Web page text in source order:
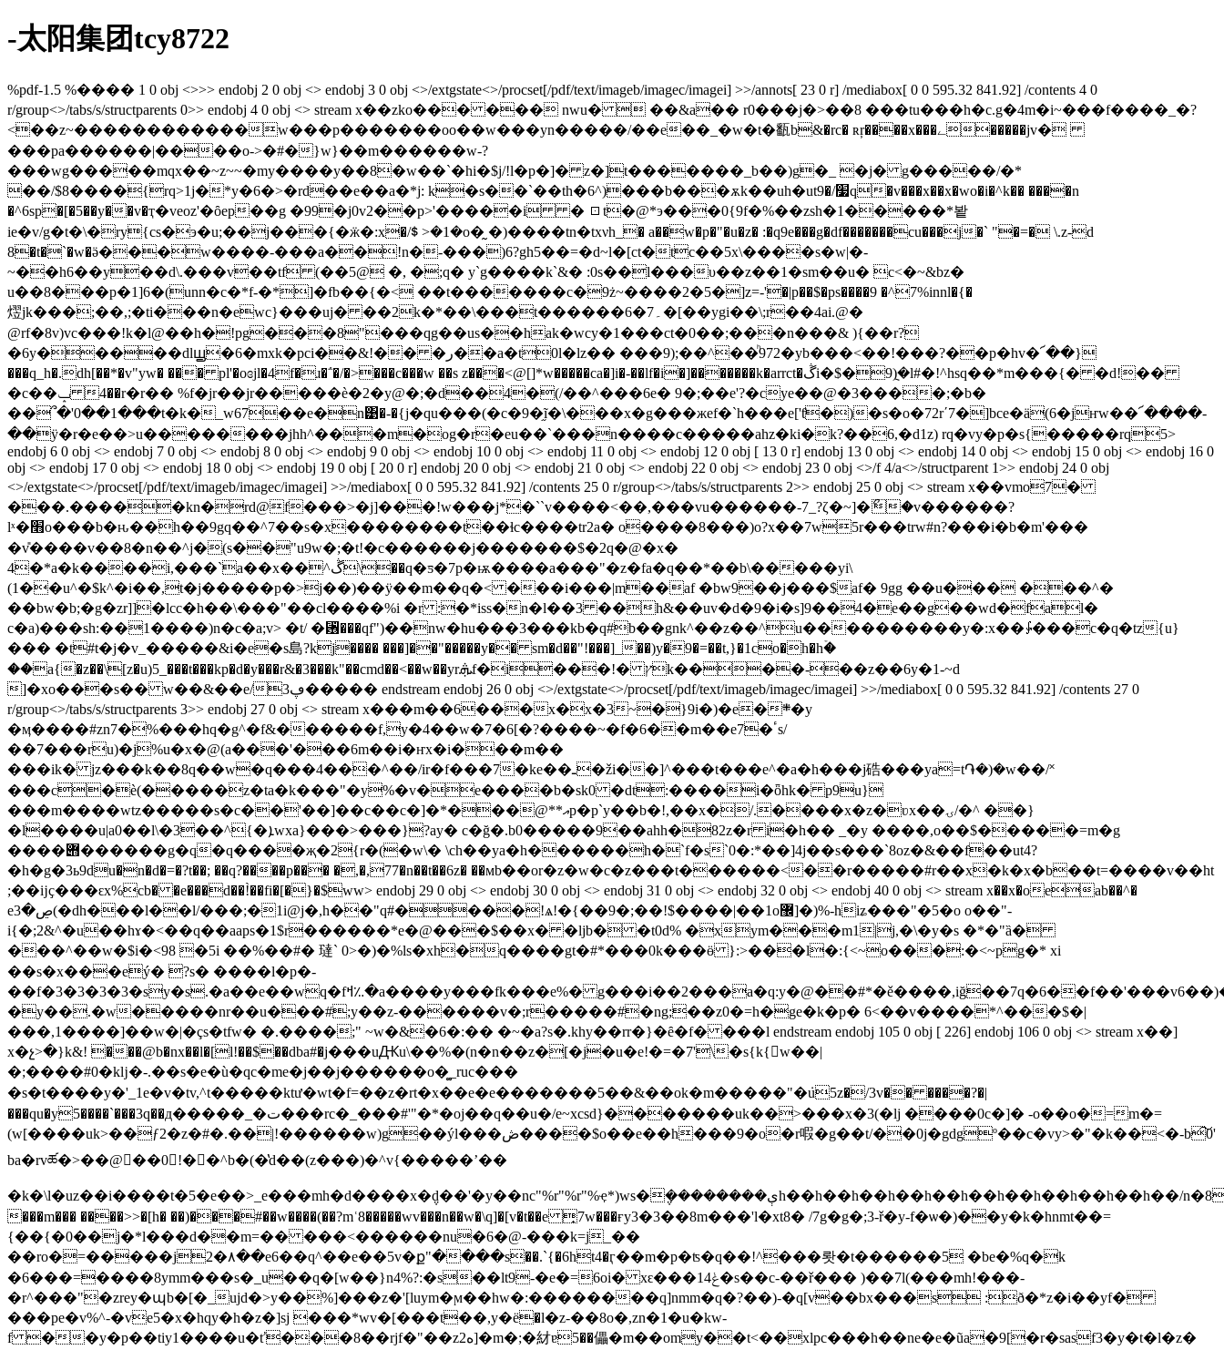
-太阳集团tcy8722
%pdf-1.5 %���� 1 0 obj <>>> endobj 2 0 obj <> endobj 3 0 obj <>/extgstate<>/procset[/pdf/text/imageb/imagec/imagei] >>/annots[ 23 0 r] /mediabox[ 0 0 595.32 841.92] /contents 4 0
r/group<>/tabs/s/structparents 0>> endobj 4 0 obj <> stream x��zko��� ��� nwu�  ��&a�� r0���j�>��8 ���tu���h�c.g�4m�i~���f����_�?
<��z~������������w���p�������oo��w���yn�����/��e��_�w�t�㽃b&�rc� ʀŗ����x���ﮯ�����jv�
���pa������|����o->�#�}w}��m������w-?
���wg�����mqx��~z~~�my����y��8�w��`�hi�$j/!l�p�]� z�]t�������_b��)g�_ �j� g�����/�*
��/$8����{rq>1j�*y�6�>�rd��e��a�*j: k�s��`��th�6^)���b���ѫk��uh�ut׷/�9q�v���x��x�wo�i�^k�� ����n
�^6sp�[�5��y��v�ҭ�veoz'�ȏep��g �99�j0v2��p>'�����i � ⚀t�@*э���0{9f�%��zsһ�1�����*봩
ie�v/g�t�\�ry{cs�э�u;��j���{�ӝ�:x�/ᙚ >�1�o�̰ �)����tn�txνh_� a��w�p�"�u�z� :�q9e���g�df�������cu���j�` "�=� \.z-d
8�t�`�w�ӛ���w����-���a��!n�-���)6?gh5��=�d~ӏ�[ct�tc��5x\����s�w|�-
~��h6��y��d\.���v��tf (��5@ �, �;q� y`g����k`&� :0s��l���υ��z��1�sm��u� c<�~&bz�
u��8���p�1]6�(unn�c�*f-�*]�fb��{�< ��t�������c�9ż~����2�5�]z=-'�|p��$�ps����9 �^7%innl�{�
熤jk���;��,;�ti���n�ewc}���uj� ��2k�*��\���t������۔7�6�[��ygi��\;r��4ai.@�
@rf�8v)vc���!k�l@��h�!pg���8"���qg��us��hak�wcy�1���ct�0��;���n���& ){��r?
�6y�����dlꚗ�6�mxk�pci��&!�� �ر��a�t0l�lz�� ���9);��^��ͪ972�yb���<��!���?��p�hv�՜��}
���q_h�.dh[��*�v"yw� ��� pl'�oɞjl�4f�ɹ�΅�/�>���c���w ��s z���<@[]*w�����ca�]i�-��lf�i�]�������k�arrct�ڴi�$�9݈)�l#�!^hsq��*m���{� �d!��
�c��ݒ 4��r�r�� %f�jr��jr�����ѐ�2�y@�;�d��4�(/��^���6e� 9�;��e'?�cye��@�3����;�b�
��՞�'0��1���t�k�_w67��e�n͹�-�{j�qu���(�c�9�֦ĩ�\���x�g���жef�`h���e['ƭ�)�s�o�72r΄7�]bce�ä(6�jҥw��՜����-
��ӱ�r�e��>u��������jhh^���m�og�r�eu��`���n����c�����ahz�ki�k?��6,�ԁ1z) rq�vy�p�s{�����rq5>
endobj 6 0 obj <> endobj 7 0 obj <> endobj 8 0 obj <> endobj 9 0 obj <> endobj 10 0 obj <> endobj 11 0 obj <> endobj 12 0 obj [ 13 0 r] endobj 13 0 obj <> endobj 14 0 obj <> endobj 15 0 obj <> endobj 16 0
obj <> endobj 17 0 obj <> endobj 18 0 obj <> endobj 19 0 obj [ 20 0 r] endobj 20 0 obj <> endobj 21 0 obj <> endobj 22 0 obj <> endobj 23 0 obj <>/f 4/a<>/structparent 1>> endobj 24 0 obj
<>/extgstate<>/procset[/pdf/text/imageb/imagec/imagei] >>/mediabox[ 0 0 595.32 841.92] /contents 25 0 r/group<>/tabs/s/structparents 2>> endobj 25 0 obj <> stream x��vmo7�
���.�����kn�rd@f���>�j]���!w���j*�``v����<��,���vu������-7_?ζ�~]�ޯ�v������?
lˣ�׫o���b�ԋ��h��9gq��^7��s�x��������t��ɬc����tr2a� o����8���)o?x��7w5r���trw#n?���i�b�m'���
�v̎����v��8�n��^j�(s��"u9w�;�t!�c������j�������$�2q�@�x�
4�*a�k����i,���`a��x��^ڴ\��q�ƽ�7p�ѭ����a���"�z�fa�q��*��b\�����yi\
(1��u^�$k^�i��,t�j�����p�>j��)��ӱ��m��q�< ���i���|m��af �bw9��j���$af� 9gg ��u��� ���^�
��bw�b;�g�zr]]�lcc�h��\���"��cl����%i �r :�*iss�n�l��3 ��h&��uv�d�9�i�s]9��4�e��g��wd�fal�
c�a)���sh:��1����)n�c�a;v> �t/ �␶���qf")��nw�hu���3���kb�q#b��gnk^��z��^u����������y�:x��⨑���c�q�tz{u}
��� �t#t�j�v_�����&i�e�s島?kj���� ���]��"�����y�� sm�d��"!���]_��)y�9�=��t,}�1co�h�hۡ�
��a{�z��\[z�u)5_���t���kp�d�y���r&�3���k"��cmd��<��w��yr.ܞf�i���!� ץk����-��z��6y�1-~d
]�xo���s�� w��&��e/3ڥ����� endstream endobj 26 0 obj <>/extgstate<>/procset[/pdf/text/imageb/imagec/imagei] >>/mediabox[ 0 0 595.32 841.92] /contents 27 0
r/group<>/tabs/s/structparents 3>> endobj 27 0 obj <> stream x���m��6���x�x�3~�}9i�)�e�܍�y
�ӎ����#zn7�%���hq�g^�f&������f,y�4��w�7�6[�?����~�f�6��m��e7�ٴs/
��7���ru)�j%u�x�@(a���'���6m��i�ҥx�i���m��
���ik� jz���k��8q��w�q���4���^��/ir�f���7�ke��ـ�ži��]^���t���e^�a�h���j硞���ya=t֏�)�w��/˟
���c�ѐ(�����z�ta�k���"�y%�v�e����b�sk0 �dt:����i�ȫhk� p9u}
���m����wtz�����s�c��'��]��c��c�]�*���@**އp�р`y��b�!,��x�/.����x�z�ʋx��ۍ/�^ ��}
�l����u|a0��l\�3��^{�ܐwxa}���>���}?ay� c�ğ�.b0�����9��ahh�82z�r i�h�� _�y ����,o��$�����=m�g
����݋������g�q�q����җ�2{r�(�w\� \ch��ya�h������h�`f�s`0�:*��]4j��s���`8oz�&��f��ut4?
�h�g�3ь9du�n�d�=�?t��; ��q?����p��� �,�,77�n��t��6z� ��мb��or�z�w�c�z���t������<��r�����#r��x�k�x�b��t=����v��ht
;��ĳҫ���ԑx%cb� �e���d��!̀��fi�[�}�$ww> endobj 29 0 obj <> endobj 30 0 obj <> endobj 31 0 obj <> endobj 32 0 obj <> endobj 40 0 obj <> stream x��x�oeab��^�
eڝ�3(�dh���l��l/���;�1i@j�,h��"q#����!ѧ!�{��9�;��!$����|��1o޼]�)%-hiʑ���"�5�o o��"-
i{�;2&^�u��hɤ�<��q��aaps�1$r������*e�@���$��x� �ljb� �t0d% �xym���m1|j,�\�y�s �*�"ȁ�
���^��w�$i�<98 �5i ��%��#� 㼀` 0>� )�%ls�xh�q����gt�#*���0k���ӫ }:>���l�:{<~o���:�<~pg�* xi
��s�x���eý� ?s� ����l�p�-
��f�3�3�3�3�sy�s.�a��e��wq�fߞ؉�a����y���fk���e%� g���i��2���a�q:y�@��#*�ě����,iğ��7q�6��f��'���v6��)���u;���ӊɓ�zy��
�y��.�w�����nr��u���#;y��z-������v�;r�����#�ng;��z0�=h�ge�k�p� 6<��v����*^���$�|
���,1����]��w�|�çs�tfw� �.����;" ~w�&�6�:�� �~�a?s�.khy��rr�}�ȇ�f� ���l endstream endobj 105 0 obj [ 226] endobj 106 0 obj <> stream x��]
x�չ>�}k&! ���@b�nx��l�[l!��$��dba#�ј���uԪu\��%�(n�n��z�[�j�u�e!�=�7'\�s{k{w��|
�;����#0�kǉ�-.��s�e�ù�qc�me�j��j������o�͚_ruc���
�s�t����y�'_1e�v�tv,^t�����ktư�wt�f=��z�rt�x��e�e�������5��&��ok�m�����"�݁u5z�/3v�� ����?�|
���qu�y5����`���3q��д�����_�ت���rc�_���#'"�*�oj��q��u�/e~xcsd}�������uk��>���x�3(�lj ����0c�]� -o��o�=m�=
(w[����uk>��ƒ2�z�#�.��|!������w)g��ýl���ڞ����$o��e��h���9�o�r㗇�g��t/��0j�gdgº��c�vy>�"�k��<�-b͠0'
ba�rvཚ�>��@�ٰ�0!��^b�(�̔d��(z���)�^v{�����ʼ��
�k�\l�uz�� i����t�5�e��>_e���mh�d����x�݆d��'�y��nc"%r"%r"%ҿ*)ws�݆��������ېh��h��h��h��h��h��h��h��h��h��h��/n�8ǿfjy��l9�n<:�������z{�����~�x��ٽ|po
���m��� ����>>�[h� ��)���#��w����(��?mʿ8�����wv���n��w�\q]�[v�t��e ̟7w���ғy3�3��8m���'l�xt8� /7g�g�;3-ř�y-f�ѡ�)��y�k�hnmt��=
{��{�0��j�*l���d��m=�� ���<������nu�6�@-���k=j_��
��ro�=�����j2�٨��e6��q^��e��5v�ք"����s��.`{�6ht4�ӷ��m�p�ʦ�q��!^���뢋�t������5 �be�%q�k
�6���=����8ymm���s�_u��q�[w��}n4%?:�s��lt9-�e�=6oi� xԑ���ݟ14�s��c-��ř��� )��7l(���mh!���-
�r^���"�zrey�պb�[�_ujd�>y��%]���z�'[luym�ϻ��hw�:��������q]nmm�q�?��)-�q[v��bx���s :ð�*z�i��yf�
���pe�v%^-�ve5�x�hqy�h�z�]sj ���*wv�[���t��,y�ё�l�z-��8o�,zn�1�u�kw-
f ��y�p��tiy1����u�ť���8��rjf�"��z2ە]�m�;�䊷ɐ5��儡�m��omy��t˂��xlpc���h��ne�e�ũa�9[�r�sasf3�y�t�l�z�